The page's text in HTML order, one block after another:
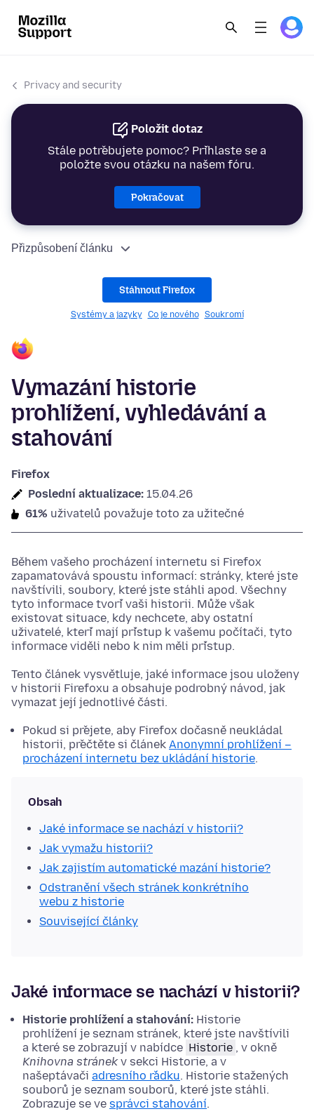
Privacy and security
Položit dotaz
Stále potřebujete pomoc? Přihlaste se a
položte svou otázku na našem fóru.
Pokračovat
Přizpůsobení článku
Stáhnout Firefox
Systémy a jazyky Co je nového Soukromí
Vymazání historie
prohlížení, vyhledávání a
stahování
Firefox
Poslední aktualizace: 15.04.26
61% uživatelů považuje toto za užitečné
Během vašeho procházení internetu si Firefox
zapamatovává spoustu informací: stránky, které jste
navštívili, soubory, které jste stáhli apod. Všechny
tyto informace tvoří vaši historii. Může však
existovat situace, kdy nechcete, aby ostatní
uživatelé, kteří mají přístup k vašemu počítači, tyto
informace viděli nebo k nim měli přístup.
Tento článek vysvětluje, jaké informace jsou uloženy
v historii Firefoxu a obsahuje podrobný návod, jak
vymazat její jednotlivé části.
Pokud si přejete, aby Firefox dočasně neukládal
historii, přečtěte si článek Anonymní prohlížení –
procházení internetu bez ukládání historie.
Obsah
Jaké informace se nachází v historii?
Jak vymažu historii?
Jak zajistím automatické mazání historie?
Odstranění všech stránek konkrétního
webu z historie
Související články
Jaké informace se nachází v historii?
Historie prohlížení a stahování: Historie
prohlížení je seznam stránek, které jste navštívili
a které se zobrazují v nabídce Historie , v okně
Knihovna stránekv sekci Historie, a v
našeptávači adresního řádku. Historie stažených
souborů je seznam souborů, které jste stáhli.
Zobrazuje se ve správci stahování.